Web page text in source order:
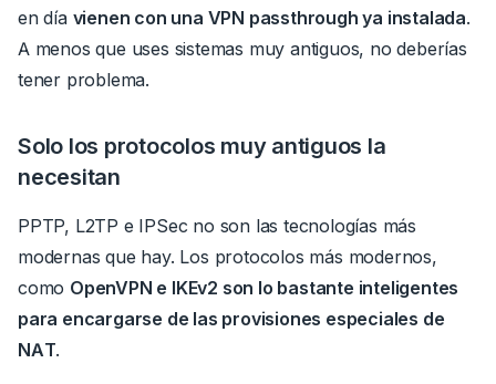
en día vienen con una VPN passthrough ya instalada.
A menos que uses sistemas muy antiguos, no deberías
tener problema.
Solo los protocolos muy antiguos la
necesitan
PPTP, L2TP e IPSec no son las tecnologías más
modernas que hay. Los protocolos más modernos,
como OpenVPN e IKEv2 son lo bastante inteligentes
para encargarse de las provisiones especiales de
NAT.